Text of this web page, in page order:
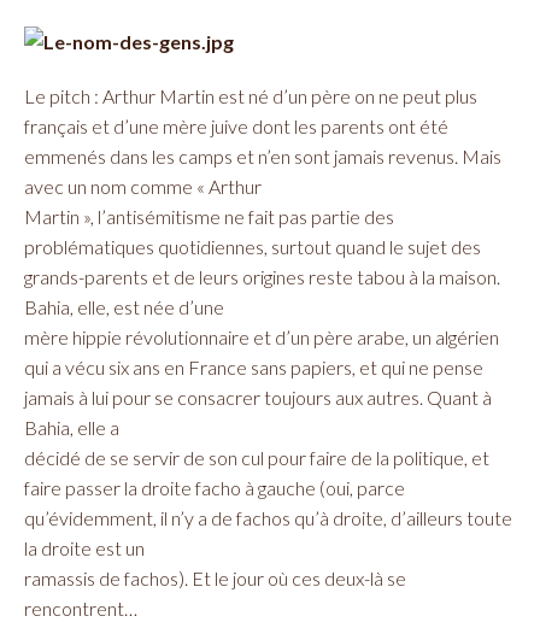
Le pitch : Arthur Martin est né d’un père on ne peut plus
français et d’une mère juive dont les parents ont été
emmenés dans les camps et n’en sont jamais revenus. Mais
avec un nom comme « Arthur
Martin », l’antisémitisme ne fait pas partie des
problématiques quotidiennes, surtout quand le sujet des
grands-parents et de leurs origines reste tabou à la maison.
Bahia, elle, est née d’une
mère hippie révolutionnaire et d’un père arabe, un algérien
qui a vécu six ans en France sans papiers, et qui ne pense
jamais à lui pour se consacrer toujours aux autres. Quant à
Bahia, elle a
décidé de se servir de son cul pour faire de la politique, et
faire passer la droite facho à gauche (oui, parce
qu’évidemment, il n’y a de fachos qu’à droite, d’ailleurs toute
la droite est un
ramassis de fachos). Et le jour où ces deux-là se
rencontrent…